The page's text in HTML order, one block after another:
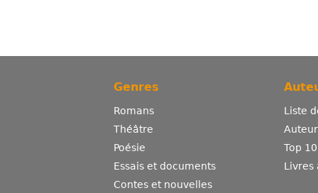
Genres
Romans
Théâtre
Poésie
Essais et documents
Contes et nouvelles
Liste
Top
Livres